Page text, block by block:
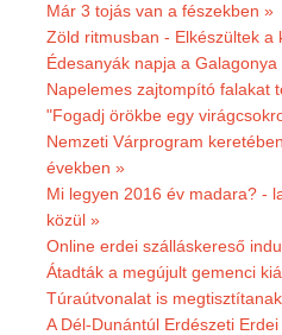
Már 3 tojás van a fészekben »
Zöld ritmusban - Elkészültek
Édesanyák napja a
Napelemes zajtompító falakat
"Fogadj örökbe egy
Nemzeti Várprogram
években »
Mi legyen 2016 év madara? -
közül »
Online erdei szálláskereső
Átadták a megújult gemenci
Túraútvonalat is
A Dél-Dunántúl Erdészeti